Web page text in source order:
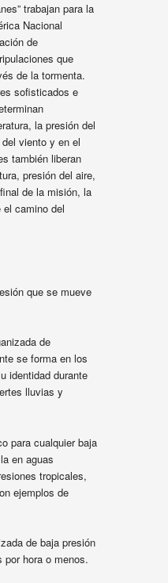
trabajan para la
Nacional
de
que
de la tormenta.
sofisticados e
la presión del
viento y en el
también liberan
presión del aire,
de la misión, la
el camino del
que se mueve
de
se forma en los
identidad durante
lluvias y
para cualquier baja
en aguas
tropicales,
ejemplos de
de baja presión
hora o menos.